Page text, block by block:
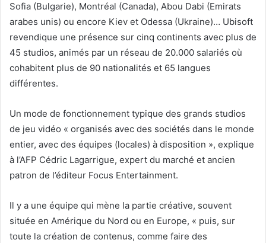
Sofia (Bulgarie), Montréal (Canada), Abou Dabi (Emirats
arabes unis) ou encore Kiev et Odessa (Ukraine)… Ubisoft
revendique une présence sur cinq continents avec plus de
45 studios, animés par un réseau de 20.000 salariés où
cohabitent plus de 90 nationalités et 65 langues
différentes.
Un mode de fonctionnement typique des grands studios
de jeu vidéo « organisés avec des sociétés dans le monde
entier, avec des équipes (locales) à disposition », explique
à l’AFP Cédric Lagarrigue, expert du marché et ancien
patron de l’éditeur Focus Entertainment.
Il y a une équipe qui mène la partie créative, souvent
située en Amérique du Nord ou en Europe, « puis, sur
toute la création de contenus, comme faire des